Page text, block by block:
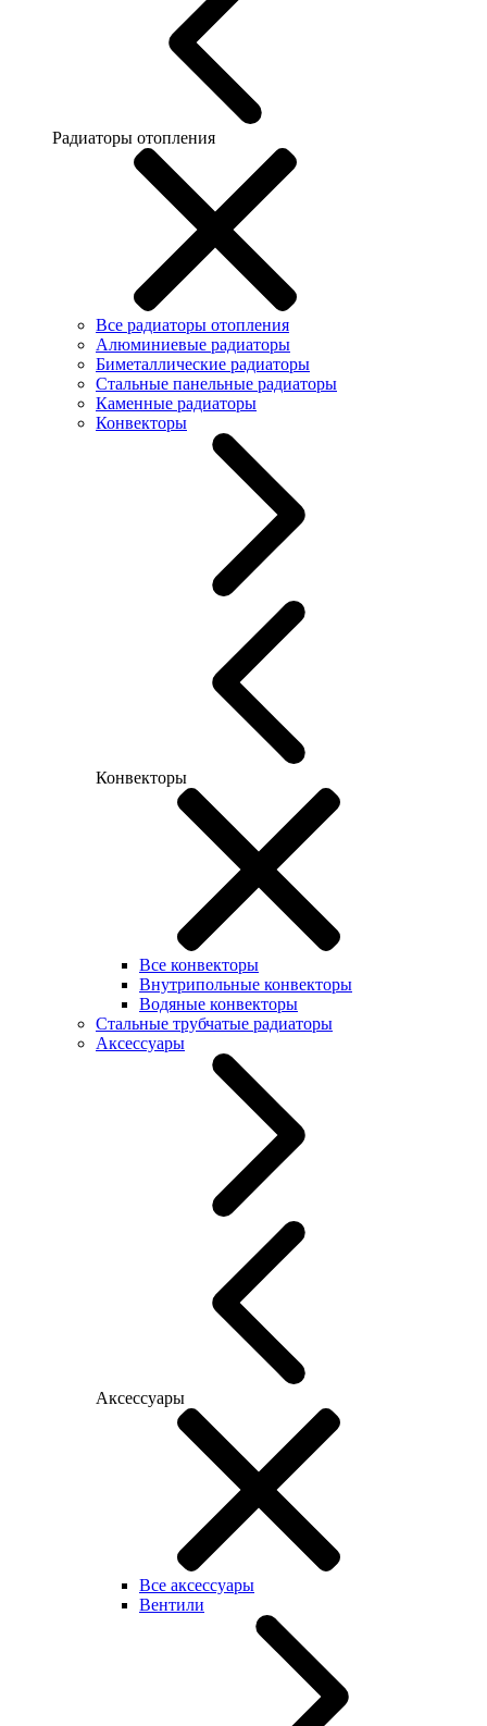
Радиаторы отопления
Все радиаторы отопления
Алюминиевые радиаторы
Биметаллические радиаторы
Стальные панельные радиаторы
Каменные радиаторы
Конвекторы
Конвекторы
Все конвекторы
Внутрипольные конвекторы
Водяные конвекторы
Стальные трубчатые радиаторы
Аксессуары
Аксессуары
Все аксессуары
Вентили